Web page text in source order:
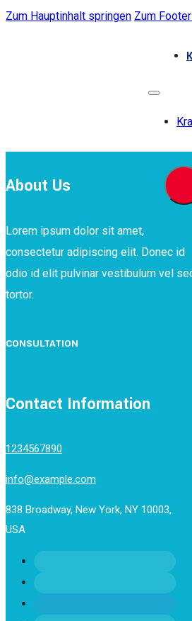
Zum Hauptinhalt springen Zum
About Us
Lorem ipsum dolor sit amet,
consectetur adipiscing elit. Donec id
odio id elit pulvinar vestibulum vel
tortor.
CONSULTATION
Contact Information
1234567890
info@example.com
838 Broadway, New York, NY 10003,
USA